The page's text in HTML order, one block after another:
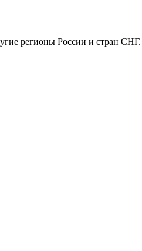
регионы России и стран СНГ.